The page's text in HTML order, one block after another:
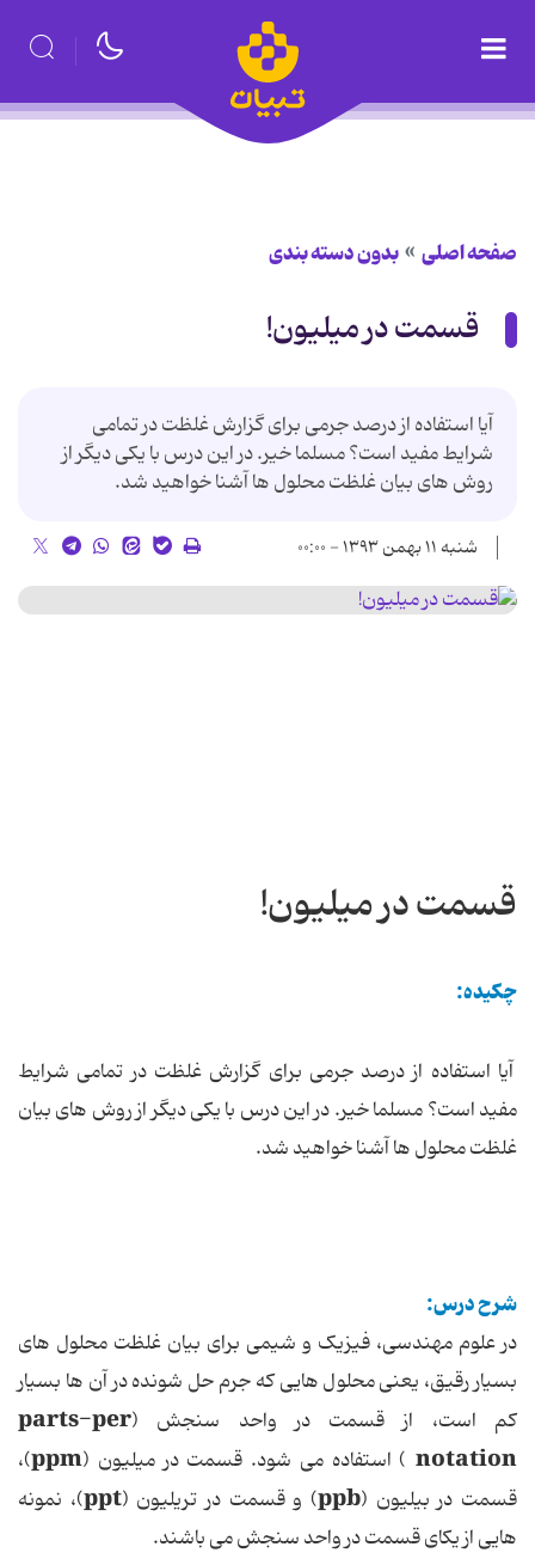
صفحه اصلی بدون دسته بندی
قسمت در میلیون!
آیا استفاده از درصد جرمی برای گزارش غلظت در تمامی
شرایط مفید است؟ مسلما خیر. در این درس با یکی دیگر از
روش های بیان غلظت محلول ها آشنا خواهید شد.
شنبه ۱۱ بهمن ۱۳۹۳ - ۰۰:۰۰
قسمت در میلیون!
چکیده:
آیا استفاده از درصد جرمی برای گزارش غلظت در تمامی شرایط
مفید است؟ مسلما خیر. در این درس با یکی دیگر از روش های بیان
غلظت محلول ها آشنا خواهید شد.
شرح درس:
در علوم مهندسی، فیزیک و شیمی برای بیان غلظت محلول های
بسیار رقیق، یعنی محلول هایی که جرم حل شونده در آن ها بسیار
کم است، از قسمت در واحد سنجش (parts-per
notation ) استفاده می شود. قسمت در میلیون (ppm)،
قسمت در بیلیون (ppb) و قسمت در تریلیون (ppt)، نمونه
هایی از یکای قسمت در واحد سنجش می باشند.